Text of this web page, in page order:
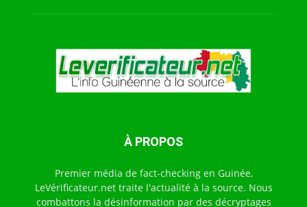
À PROPOS
Premier média de fact-checking en Guinée,
LeVérificateur.net traite l'actualité à la source. Nous
combattons la désinformation par des décryptages